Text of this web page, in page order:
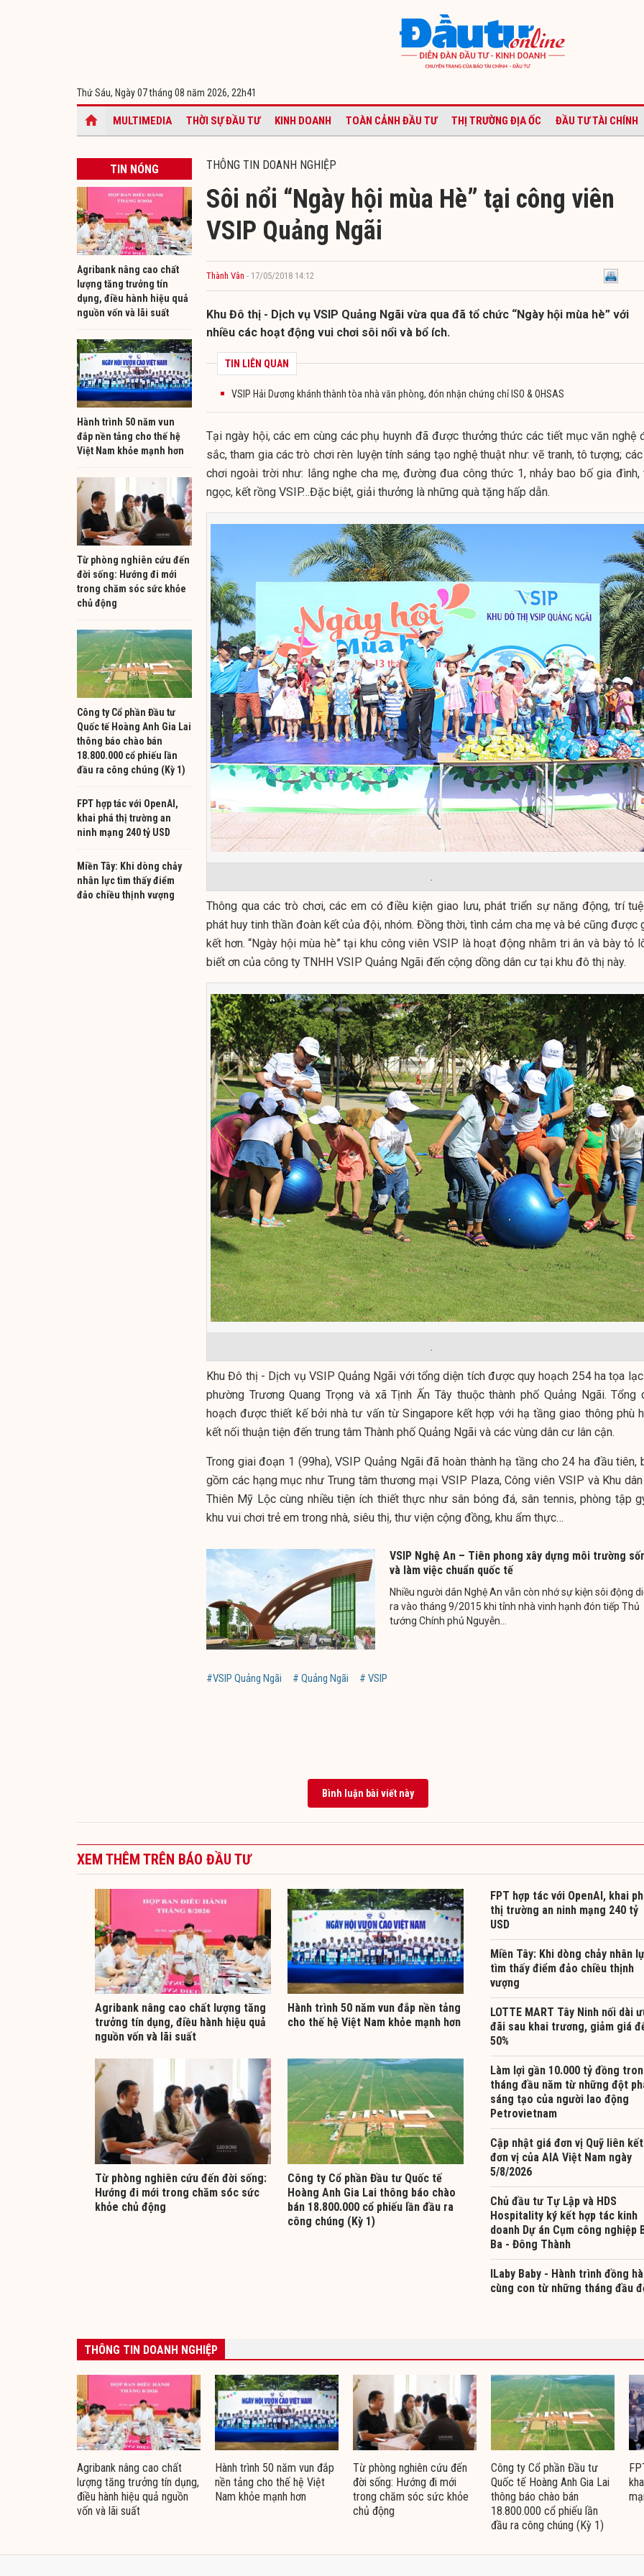
Thứ Sáu, Ngày 07 tháng 08 năm 2026, 22h41
MULTIMEDIA THỜI SỰ ĐẦU TƯ KINH DOANH TOÀN CẢNH ĐẦU TƯ THỊ TRƯỜNG ĐỊA ỐC ĐẦU TƯ TÀI CHÍNH
TIN NÓNG
Agribank nâng cao chất
lượng tăng trưởng tín
dụng, điều hành hiệu quả
nguồn vốn và lãi suất
Hành trình 50 năm vun
đắp nền tảng cho thế hệ
Việt Nam khỏe mạnh hơn
Từ phòng nghiên cứu đến
đời sống: Hướng đi mới
trong chăm sóc sức khỏe
chủ động
Công ty Cổ phần Đầu tư
Quốc tế Hoàng Anh Gia Lai
thông báo chào bán
18.800.000 cổ phiếu lần
đầu ra công chúng (Kỳ 1)
FPT hợp tác với OpenAI,
khai phá thị trường an
ninh mạng 240 tỷ USD
Miền Tây: Khi dòng chảy
nhân lực tìm thấy điểm
đảo chiều thịnh vượng
THÔNG TIN DOANH NGHIỆP
Sôi nổi “Ngày hội mùa Hè” tại công viên
VSIP Quảng Ngãi
Thành Vân - 17/05/2018 14:12
Khu Đô thị - Dịch vụ VSIP Quảng Ngãi vừa qua đã tổ chức “Ngày hội mùa hè” với
nhiều các hoạt động vui chơi sôi nổi và bổ ích.
TIN LIÊN QUAN
VSIP Hải Dương khánh thành tòa nhà văn phòng, đón nhận chứng chỉ ISO & OHSAS
Tại ngày hội, các em cùng các phụ huynh đã được thưởng thức các tiết mục văn nghệ
sắc, tham gia các trò chơi rèn luyện tính sáng tạo nghệ thuật như: vẽ tranh, tô tượng;
chơi ngoài trời như: lắng nghe cha mẹ, đường đua công thức 1, nhảy bao bố gia đình,
ngọc, kết rồng VSIP…Đặc biệt, giải thưởng là những quà tặng hấp dẫn.
Thông qua các trò chơi, các em có điều kiện giao lưu, phát triển sự năng động, trí
phát huy tinh thần đoàn kết của đội, nhóm. Đồng thời, tình cảm cha mẹ và bé cũng được
kết hơn. “Ngày hội mùa hè” tại khu công viên VSIP là hoạt động nhằm tri ân và bày tỏ
biết ơn của công ty TNHH VSIP Quảng Ngãi đến cộng dồng dân cư tại khu đô thị này.
Khu Đô thị - Dịch vụ VSIP Quảng Ngãi với tổng diện tích được quy hoạch 254 ha tọa
phường Trương Quang Trọng và xã Tịnh Ấn Tây thuộc thành phố Quảng Ngãi. Tổng
hoạch được thiết kế bởi nhà tư vấn từ Singapore kết hợp với hạ tầng giao thông phù
kết nối thuận tiện đến trung tâm Thành phố Quảng Ngãi và các vùng dân cư lân cận.
Trong giai đoạn 1 (99ha), VSIP Quảng Ngãi đã hoàn thành hạ tầng cho 24 ha đầu tiên,
gồm các hạng mục như Trung tâm thương mại VSIP Plaza, Công viên VSIP và Khu
Thiên Mỹ Lộc cùng nhiều tiện ích thiết thực như sân bóng đá, sân tennis, phòng tập
khu vui chơi trẻ em trong nhà, siêu thị, thư viện cộng đồng, khu ẩm thực…
VSIP Nghệ An – Tiên phong xây dựng môi trường
và làm việc chuẩn quốc tế
Nhiều người dân Nghệ An vẫn còn nhớ sự kiện sôi động
ra vào tháng 9/2015 khi tỉnh nhà vinh hạnh đón tiếp Thủ
tướng Chính phủ Nguyễn...
#VSIP Quảng Ngãi # Quảng Ngãi # VSIP
Bình luận bài viết này
XEM THÊM TRÊN BÁO ĐẦU TƯ
Agribank nâng cao chất lượng tăng
trưởng tín dụng, điều hành hiệu quả
nguồn vốn và lãi suất
Hành trình 50 năm vun đắp nền tảng
cho thế hệ Việt Nam khỏe mạnh hơn
Từ phòng nghiên cứu đến đời sống:
Hướng đi mới trong chăm sóc sức
khỏe chủ động
Công ty Cổ phần Đầu tư Quốc tế
Hoàng Anh Gia Lai thông báo chào
bán 18.800.000 cổ phiếu lần đầu ra
công chúng (Kỳ 1)
FPT hợp tác với OpenAI, khai
thị trường an ninh mạng 240 tỷ
USD
Miền Tây: Khi dòng chảy nhân
tìm thấy điểm đảo chiều thịnh
vượng
LOTTE MART Tây Ninh nối dài
đãi sau khai trương, giảm giá
50%
Làm lợi gần 10.000 tỷ đồng
tháng đầu năm từ những đột
sáng tạo của người lao động
Petrovietnam
Cập nhật giá đơn vị Quỹ liên kết
đơn vị của AIA Việt Nam ngày
5/8/2026
Chủ đầu tư Tự Lập và HDS
Hospitality ký kết hợp tác kinh
doanh Dự án Cụm công nghiệp
Ba - Đông Thành
ILaby Baby - Hành trình đồng
cùng con từ những tháng đầu
THÔNG TIN DOANH NGHIỆP
Agribank nâng cao chất
lượng tăng trưởng tín dụng,
điều hành hiệu quả nguồn
vốn và lãi suất
Hành trình 50 năm vun đắp
nền tảng cho thế hệ Việt
Nam khỏe mạnh hơn
Từ phòng nghiên cứu đến
đời sống: Hướng đi mới
trong chăm sóc sức khỏe
chủ động
Công ty Cổ phần Đầu tư
Quốc tế Hoàng Anh Gia Lai
thông báo chào bán
18.800.000 cổ phiếu lần
đầu ra công chúng (Kỳ 1)